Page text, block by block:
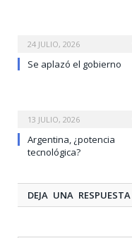
24 JULIO, 2026
Se aplazó el gobierno
13 JULIO, 2026
Argentina, ¿potencia
tecnológica?
DEJA UNA RESPUESTA